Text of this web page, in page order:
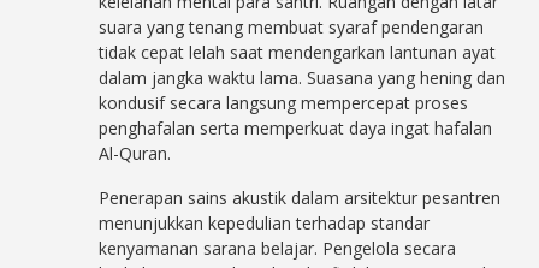
suara yang tenang membuat syaraf pendengaran
tidak cepat lelah saat mendengarkan lantunan ayat
dalam jangka waktu lama. Suasana yang hening dan
kondusif secara langsung mempercepat proses
penghafalan serta memperkuat daya ingat hafalan
Al-Quran.
Penerapan sains akustik dalam arsitektur pesantren
menunjukkan kepedulian terhadap standar
kenyamanan sarana belajar. Pengelola secara